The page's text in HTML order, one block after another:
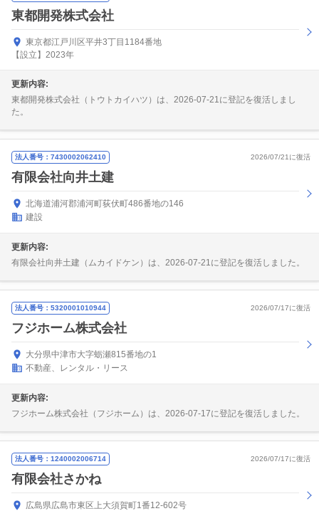
東都開発株式会社
東京都江戸川区平井3丁目1184番地
【設立】2023年
更新内容:
東都開発株式会社（トウトカイハツ）は、2026-07-21に登記を復活しまし
た。
法人番号：7430002062410 2026/07/21に復活
有限会社向井土建
北海道浦河郡浦河町荻伏町486番地の146
建設
更新内容:
有限会社向井土建（ムカイドケン）は、2026-07-21に登記を復活しました。
法人番号：5320001010944 2026/07/17に復活
フジホーム株式会社
大分県中津市大字蛎瀬815番地の1
不動産、レンタル・リース
更新内容:
フジホーム株式会社（フジホーム）は、2026-07-17に登記を復活しました。
法人番号：1240002006714 2026/07/17に復活
有限会社さかね
広島県広島市東区上大須賀町1番12-602号